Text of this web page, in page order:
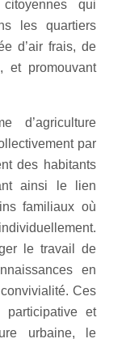
qui
les quartiers
d’air frais, de
et promouvant
d’agriculture
par
des habitants
ainsi le lien
familiaux où
le travail de
en
Ces
participative et
urbaine, le